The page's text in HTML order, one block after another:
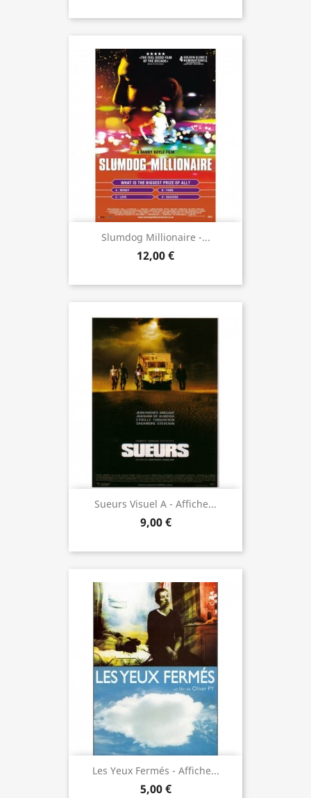
Slumdog Millionaire -...
12,00 €
Sueurs Visuel A - Affiche...
9,00 €
Les Yeux Fermés - Affiche...
5,00 €